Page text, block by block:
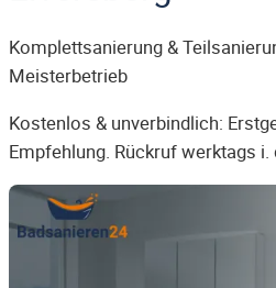
Komplettsanierung &
Meisterbetrieb
Kostenlos & unverbindlich:
Empfehlung. Rückruf werktags i.